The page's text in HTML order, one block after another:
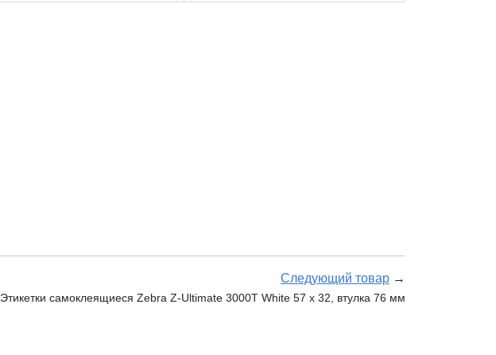
Следующий товар →
Этикетки самоклеящиеся Zebra Z-Ultimate 3000T White 57 x 32, втулка 76 мм